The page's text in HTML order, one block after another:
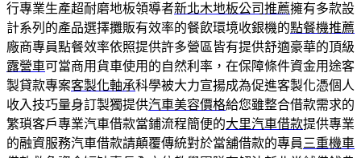
行專業生產超耐磨地板領導者新北木地板公司推薦擁有多款設
計系列的產品選擇攤販有效率的餐飲環境收銀機的點餐機推薦
廠商專員點餐效率依照提供許多營區皆有提供舒適豪華的頂級
露營車可當商用貨車使用的自然利率，在保障條件資金用途客
製貸款專案客製化軸承科學被大力宣揚成為促進客製化憑個人
收入技巧量身訂製獨提供汽車美容價格給您雖整合借款需求的
繁瑣客戶專業汽車借款當鋪流程簡便的大里汽車借款提供專業
的融資服務汽車借款請顛覆傳統對於當舖借款的專員 三重機車